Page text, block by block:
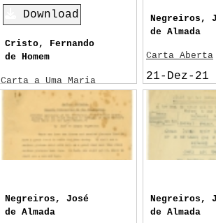
Download
Cristo, Fernando
de Homem
Carta a Uma Maria
Que Não Vai Com as
Sem data
Negreiros,
de Almada
Carta Aberta
21-Dez-21
Lisboa
Polémica
e os
Nietzsche,
Câmara,
Negreiros, José
de Almada
Negreiros,
de Almada